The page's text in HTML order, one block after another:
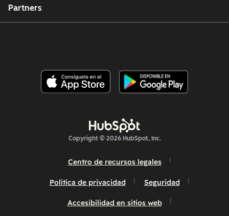
Partners
Copyright © 2026 HubSpot, Inc.
Centro de recursos legales
Política de privacidad Seguridad
Accesibilidad en sitios web